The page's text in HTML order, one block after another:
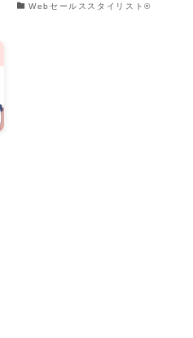
Webセールススタイリスト®︎